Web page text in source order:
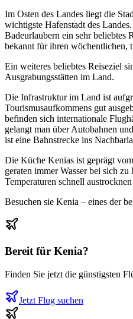
Im Osten des Landes liegt die
wichtigste Hafenstadt des
Badeurlaubern ein sehr beliebtes
bekannt für ihren wöchentlichen,
Ein weiteres beliebtes Reiseziel
Ausgrabungsstätten im Land.
Die Infrastruktur im Land ist
Tourismusaufkommens gut
befinden sich internationale
gelangt man über Autobahnen
ist eine Bahnstrecke ins
Die Küche Kenias ist geprägt
geraten immer Wasser bei sich
Temperaturen schnell
Besuchen sie Kenia – eines der
Bereit für Kenia?
Finden Sie jetzt die günstigsten
Jetzt Flug suchen